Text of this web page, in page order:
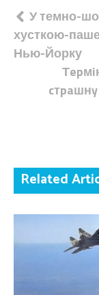
записів
У темно-
хусткою-
Нью-Йорку
Related